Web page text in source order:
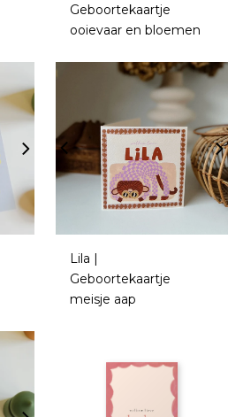
Geboortekaartje
ooievaar en bloemen
Lila |
Geboortekaartje
meisje aap